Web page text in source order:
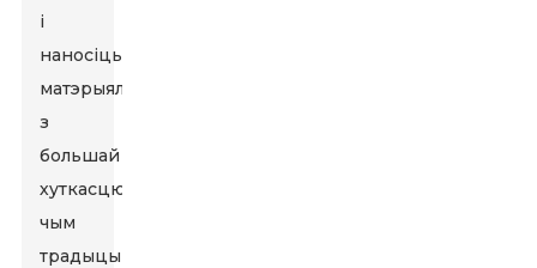
і
наносіць
матэрыял
з
большай
хуткасцю,
чым
традыцыйныя